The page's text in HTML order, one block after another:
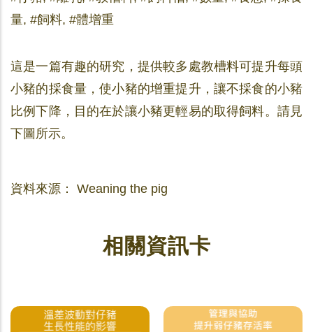
量, #飼料, #體增重
這是一篇有趣的研究，提供較多處教槽料可提升每頭
小豬的採食量，使小豬的增重提升，讓不採食的小豬
比例下降，目的在於讓小豬更輕易的取得飼料。請見
下圖所示。
資料來源： Weaning the pig
相關資訊卡